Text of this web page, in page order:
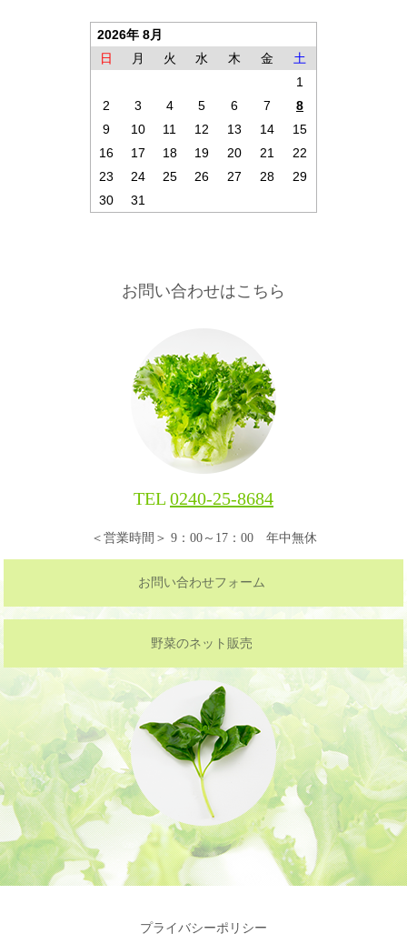
2026年 8月
日
月 火 水 木 金
土
1
2
3 4 5 6 7
8
9
10 11 12 13 14
15
16
17 18 19 20 21
22
23
24 25 26 27 28
29
30
31
お問い合わせはこちら
TEL 0240-25-8684
＜営業時間＞ 9：00～17：00 年中無休
お問い合わせフォーム
野菜のネット販売
プライバシーポリシー